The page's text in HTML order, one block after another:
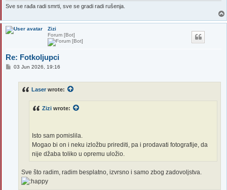
Sve se rađa radi smrti, sve se gradi radi rušenja.
Zizi
Forum [Bot]
Re: Fotkoljupci
P03 Jun 2026, 19:16
Laser wrote:
Zizi wrote:
Isto sam pomislila.
Mogao bi on i neku izložbu prirediti, pa i prodavati fotografije, da
nije džaba toliko u opremu uložio.
Sve što radim, radim besplatno, izvrsno i samo zbog zadovoljstva.